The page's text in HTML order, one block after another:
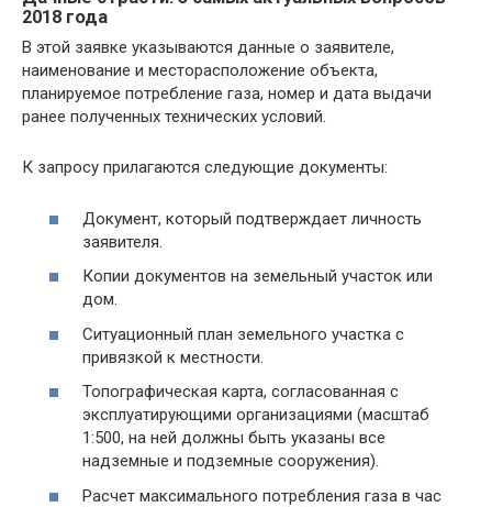
2018 года
В этой заявке указываются данные о заявителе,
наименование и месторасположение объекта,
планируемое потребление газа, номер и дата выдачи
ранее полученных технических условий.
К запросу прилагаются следующие документы:
Документ, который подтверждает личность
заявителя.
Копии документов на земельный участок или
дом.
Ситуационный план земельного участка с
привязкой к местности.
Топографическая карта, согласованная с
эксплуатирующими организациями (масштаб
1:500, на ней должны быть указаны все
надземные и подземные сооружения).
Расчет максимального потребления газа в час